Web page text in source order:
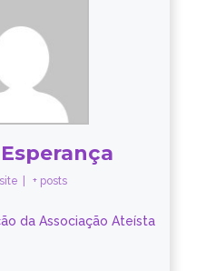
+ posts
da Associação Ateísta